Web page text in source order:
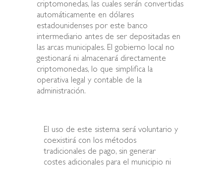
criptomonedas, las cuales serán convertidas
automáticamente en dólares
estadounidenses por este banco
intermediario antes de ser depositadas en
las arcas municipales. El gobierno local no
gestionará ni almacenará directamente
criptomonedas, lo que simplifica la
operativa legal y contable de la
administración.
El uso de este sistema será voluntario y
coexistirá con los métodos
tradicionales de pago, sin generar
costes adicionales para el municipio ni